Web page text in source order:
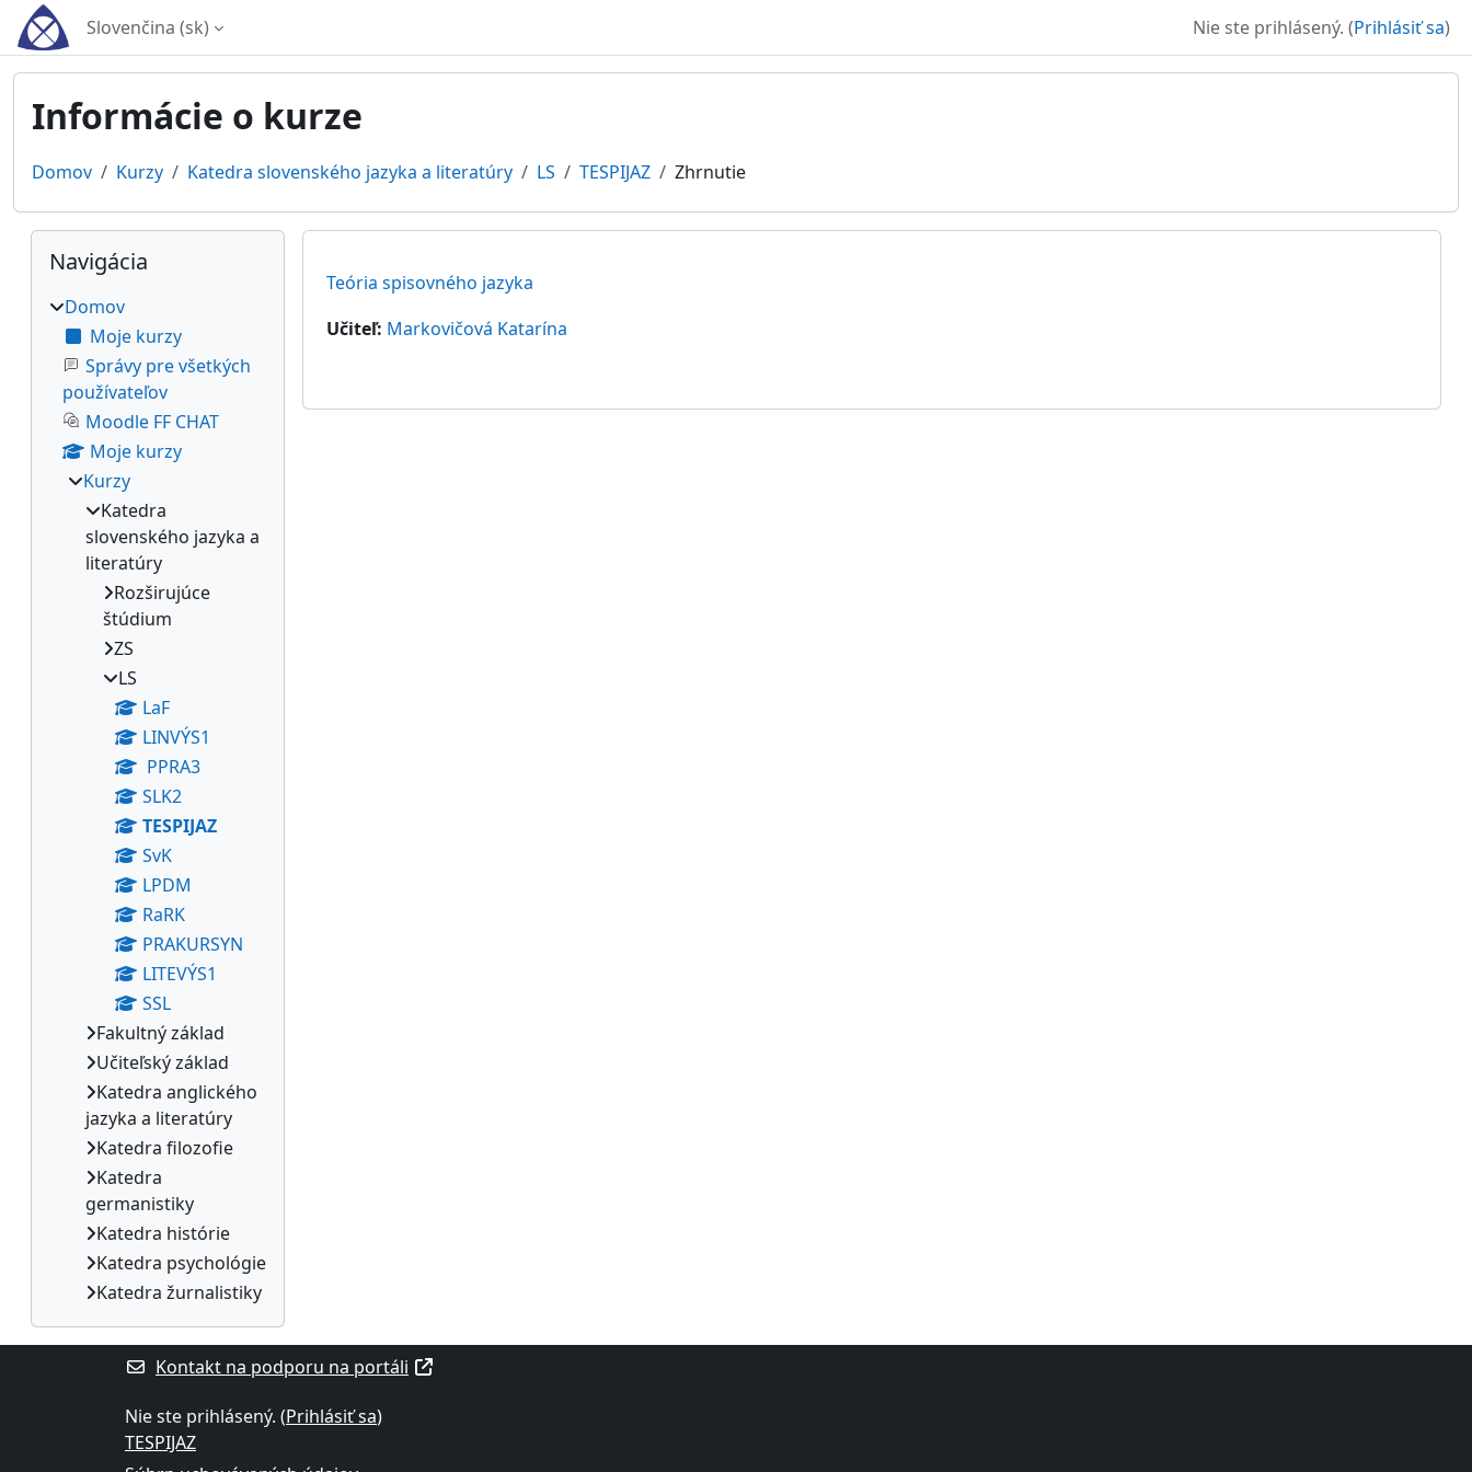
Preskočiť na hlavný obsah
Slovenčina ‎(sk)‎ Nie ste prihlásený. (Prihlásiť sa)
Informácie o kurze
Domov Kurzy Katedra slovenského jazyka a literatúry LS TESPIJAZ Zhrnutie
Teória spisovného jazyka
Učiteľ: Markovičová Katarína
Bloky
Preskočiť Navigácia
Navigácia
Domov
Moje kurzy
Správy pre všetkých
používateľov
Moodle FF CHAT
Moje kurzy
Kurzy
Katedra
slovenského jazyka a
literatúry
Rozširujúce
štúdium
ZS
LS
LaF
LINVÝS1
PPRA3
SLK2
TESPIJAZ
SvK
LPDM
RaRK
PRAKURSYN
LITEVÝS1
SSL
Fakultný základ
Učiteľský základ
Katedra anglického
jazyka a literatúry
Katedra filozofie
Katedra
germanistiky
Katedra histórie
Katedra psychológie
Katedra žurnalistiky
Kontakt na podporu na portáli
Nie ste prihlásený. (Prihlásiť sa)
TESPIJAZ